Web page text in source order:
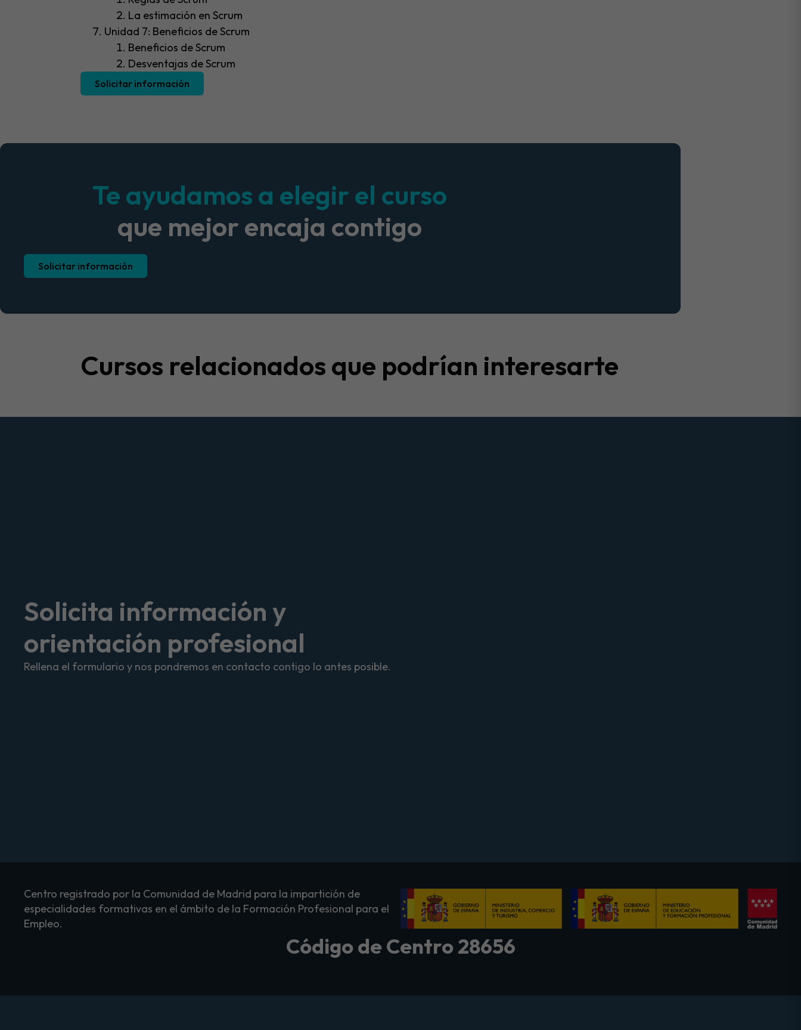
La estimación en Scrum
Unidad 7: Beneficios de Scrum
Beneficios de Scrum
Desventajas de Scrum
Solicitar información
Te ayudamos a elegir el curso
que mejor encaja contigo
Solicitar información
Cursos relacionados que podrían interesarte
Solicita información y
orientación profesional
Rellena el formulario y nos pondremos en contacto contigo lo antes posible.
Centro registrado por la Comunidad de Madrid para la impartición de
especialidades formativas en el ámbito de la Formación Profesional para el
Empleo.
Código de Centro 28656